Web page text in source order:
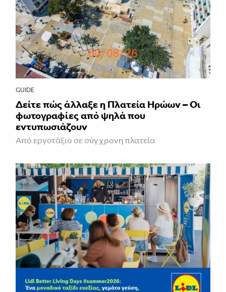
GUIDE
Δείτε πώς άλλαξε η Πλατεία Ηρώων – Οι
φωτογραφίες από ψηλά που
εντυπωσιάζουν
Από εργοτάξιο σε σύγχρονη πλατεία